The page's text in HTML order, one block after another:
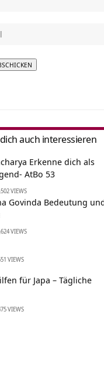
auch interessieren
Erkenne dich als
AtBo 53
502 VIEWS
Govinda Bedeutung
624 VIEWS
VIEWS
für Japa – Tägliche
VIEWS